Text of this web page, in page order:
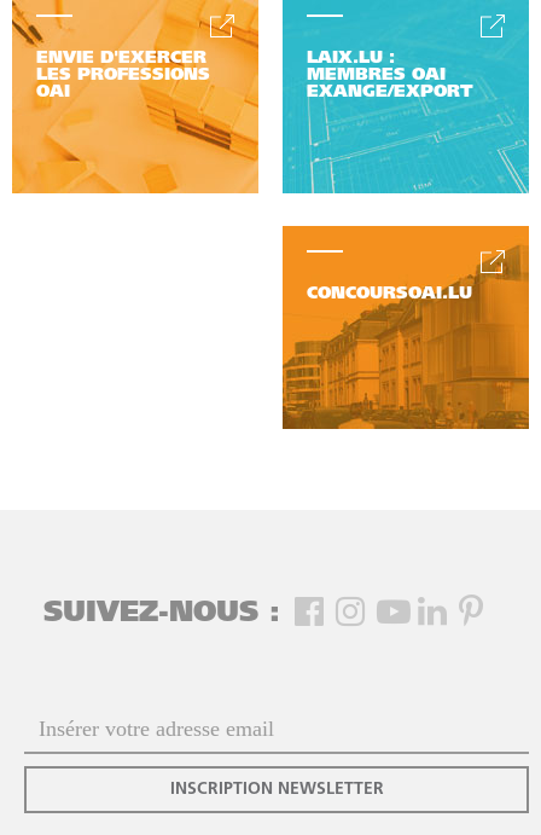
ENVIE D'EXERCER
LES PROFESSIONS
OAI
LAIX.LU :
MEMBRES OAI
EXANGE/EXPORT
CONCOURSOAI.LU
SUIVEZ-NOUS :
INSCRIPTION NEWSLETTER